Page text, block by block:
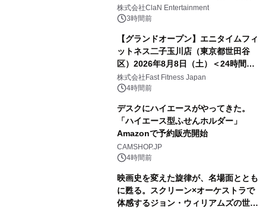
開催決定！！
株式会社ClaN Entertainment
3時間前
【グランドオープン】エニタイムフィ
ットネス二子玉川店（東京都世田谷
区）2026年8月8日（土）＜24時間年
中無休のフィットネスジム＞
株式会社Fast Fitness Japan
4時間前
デスクにハイエースがやってきた。
「ハイエース型ふせんホルダー」
Amazonで予約販売開始
CAMSHOP.JP
4時間前
映画史を変えた旋律が、名場面ととも
に甦る。スクリーン×オーケストラで
体感するジョン・ウィリアムズの世